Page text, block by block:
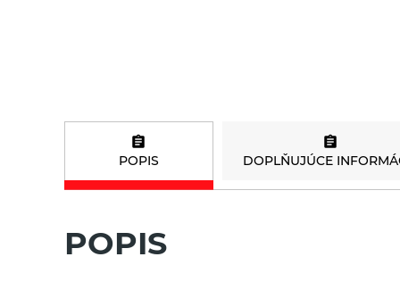
Pšeničné biele
bezvaječné cestoviny
jednozložkové
Sonnentor
Čaje sypané - bylinné a
Čaje sypané biele
POPIS DOPLŇUJÚCE
POPIS